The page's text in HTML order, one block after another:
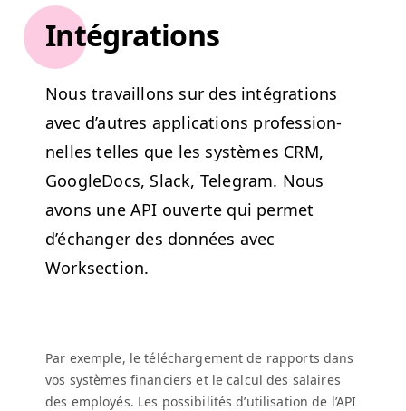
Intégrations
Nous tra­vail­lons sur des inté­gra­tions
avec d’autres appli­ca­tions pro­fes­sion­
nelles telles que les sys­tèmes CRM,
Google­Docs, Slack, Telegram. Nous
avons une API ouverte qui per­met
d’échang­er des don­nées avec
Worksection.
Par exem­ple, le télécharge­ment de rap­ports dans
vos sys­tèmes financiers et le cal­cul des salaires
des employés. Les pos­si­bil­ités d’u­til­i­sa­tion de l’API